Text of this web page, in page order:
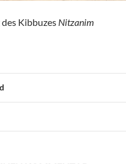
Kibbuzes Nitzanim